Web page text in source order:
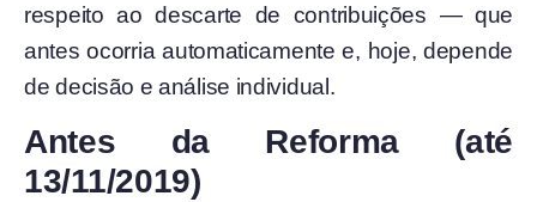
respeito ao descarte de contribuições — que
antes ocorria automaticamente e, hoje, depende
de decisão e análise individual.
Antes da Reforma (até
13/11/2019)